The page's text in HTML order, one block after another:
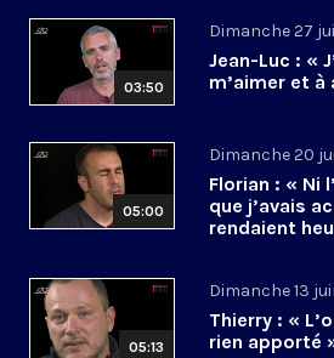
03:50
Dimanche 27
Jean-Luc : «
m’aimer et à
05:00
Dimanche 20
Florian : « Ni
que j’avais
rendaient
05:13
Dimanche 13
Thierry : «
rien apporté